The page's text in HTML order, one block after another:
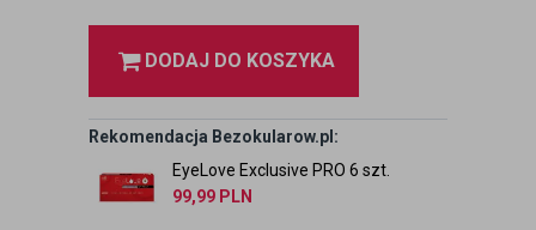
DODAJ DO KOSZYKA
Rekomendacja Bezokularow.pl:
EyeLove Exclusive PRO 6 szt.
99,99 PLN